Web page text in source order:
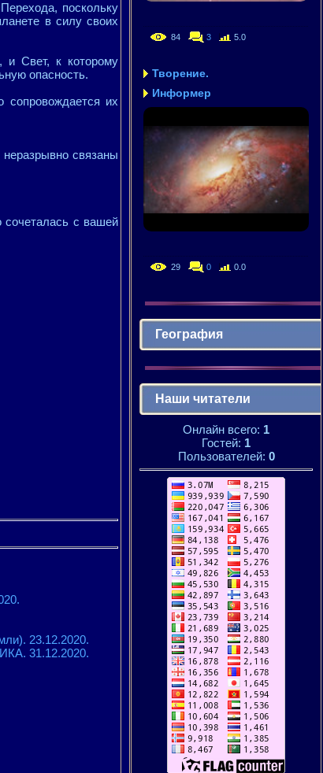
поскольку
в силу своих
и Свет, к которому
опасность.
сопровождается их
связаны
сочеталась с вашей
23.12.2020.
31.12.2020.
84 3 5.0
Творение.
Информер
29 0 0.0
География
Наши читатели
Онлайн всего: 1
Гостей: 1
Пользователей: 0